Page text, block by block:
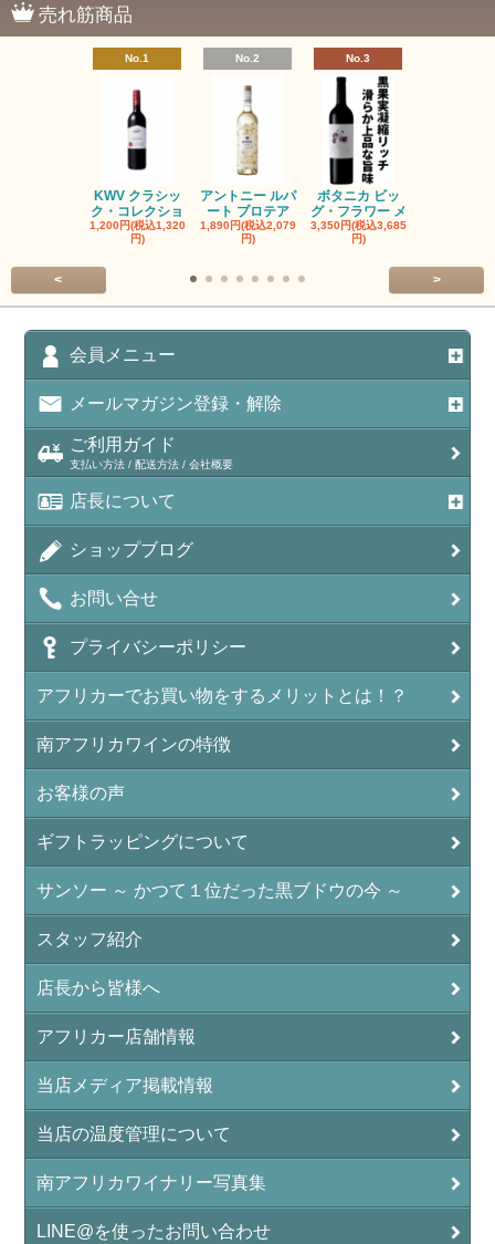
売れ筋商品
No.1
KWV クラシッ
ク・コレクショ
1,200円(税込1,320
円)
No.2
アントニー ルパ
ート プロテア
1,890円(税込2,079
円)
No.3
ボタニカ ビッ
グ・フラワー メ
3,350円(税込3,685
円)
< >
会員メニュー
メールマガジン登録・解除
ご利用ガイド
支払い方法 / 配送方法 / 会社概要
店長について
ショップブログ
お問い合せ
プライバシーポリシー
アフリカーでお買い物をするメリットとは！？
南アフリカワインの特徴
お客様の声
ギフトラッピングについて
サンソー ～ かつて１位だった黒ブドウの今 ～
スタッフ紹介
店長から皆様へ
アフリカー店舗情報
当店メディア掲載情報
当店の温度管理について
南アフリカワイナリー写真集
LINE@を使ったお問い合わせ